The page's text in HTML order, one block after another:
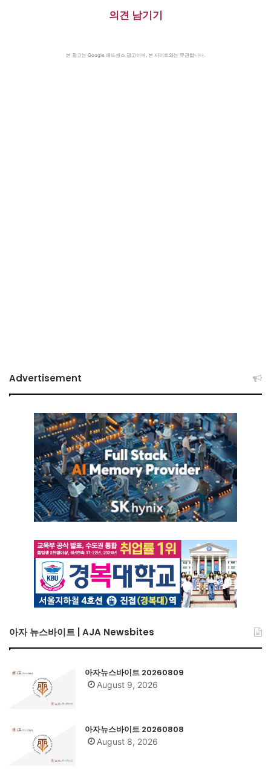
의견 남기기
본 광고는 Google 애드센스 광고이며, 본 사이트와는 무관합니다.
Advertisement
아자 뉴스바이트 | AJA Newsbites
아자뉴스바이트 20260809
August 9, 2026
아자뉴스바이트 20260808
August 8, 2026